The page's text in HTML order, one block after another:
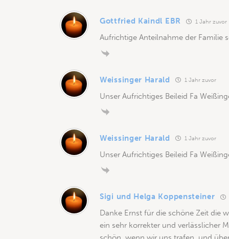
Gottfried Kaindl EBR 1 Jahr zuvor
Aufrichtige Anteilnahme der Familie
Weissinger Harald 1 Jahr zuvor
Unser Aufrichtiges Beileid Fa
Weissinger Harald 1 Jahr zuvor
Unser Aufrichtiges Beileid Fa
Sigi und Helga Koppensteiner
Danke Ernst für die schöne Zeit die
ein sehr korrekter und verlässlicher